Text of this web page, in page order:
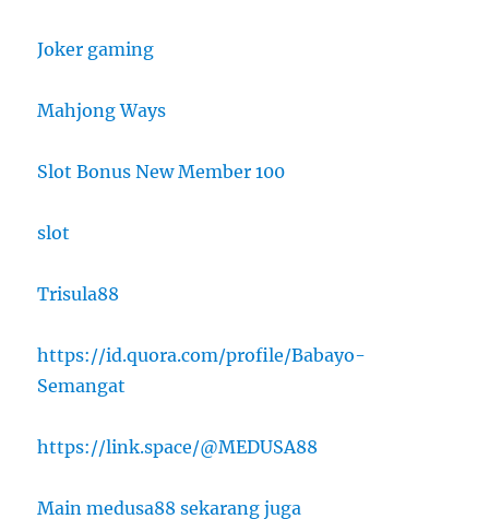
Joker gaming
Mahjong Ways
Slot Bonus New Member 100
slot
Trisula88
https://id.quora.com/profile/Babayo-
Semangat
https://link.space/@MEDUSA88
Main medusa88 sekarang juga